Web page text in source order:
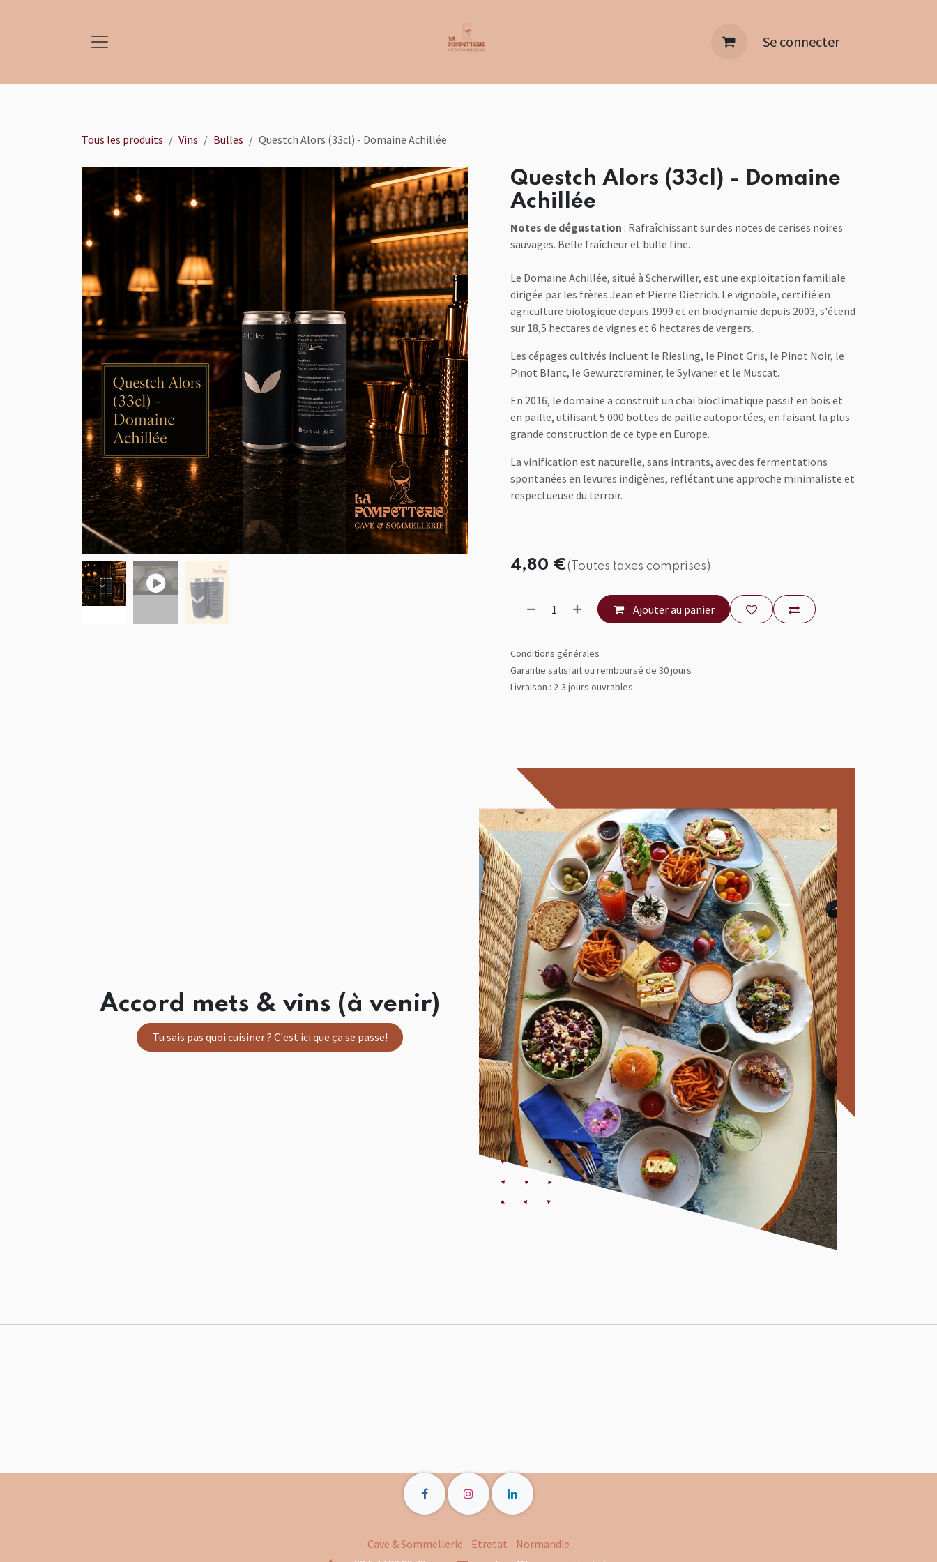
Se connecter
Tous les produits Vins Bulles Questch Alors (33cl) - Domaine Achillée
Questch Alors (33cl) - Domaine
Achillée
Notes de dégustation : Rafraîchissant sur des notes de cerises noires
sauvages. Belle fraîcheur et bulle fine.
Le Domaine Achillée, situé à Scherwiller, est une exploitation familiale
dirigée par les frères Jean et Pierre Dietrich. Le vignoble, certifié en
agriculture biologique depuis 1999 et en biodynamie depuis 2003, s'étend
sur 18,5 hectares de vignes et 6 hectares de vergers.
Les cépages cultivés incluent le Riesling, le Pinot Gris, le Pinot Noir, le
Pinot Blanc, le Gewurztraminer, le Sylvaner et le Muscat.
En 2016, le domaine a construit un chai bioclimatique passif en bois et
en paille, utilisant 5 000 bottes de paille autoportées, en faisant la plus
grande construction de ce type en Europe.
La vinification est naturelle, sans intrants, avec des fermentations
spontanées en levures indigènes, reflétant une approche minimaliste et
respectueuse du terroir.
4,80 €(Toutes taxes comprises)
Ajouter au panier
Conditions générales
Garantie satisfait ou remboursé de 30 jours
Livraison : 2-3 jours ouvrables
Accord mets & vins (à venir)
Tu sais pas quoi cuisiner ? C'est ici que ça se passe!
Cave & Sommellerie - Etretat - Normandie